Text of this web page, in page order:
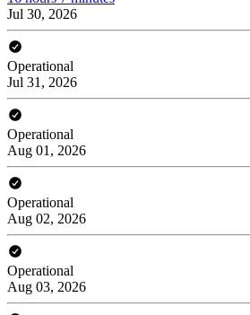
Jul 30, 2026
Operational
Jul 31, 2026
Operational
Aug 01, 2026
Operational
Aug 02, 2026
Operational
Aug 03, 2026